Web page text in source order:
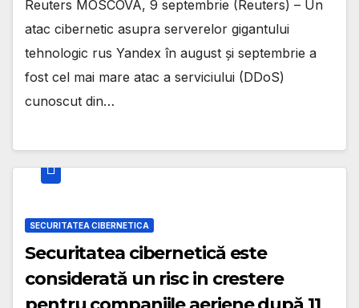
Reuters MOSCOVA, 9 septembrie (Reuters) – Un
atac cibernetic asupra serverelor gigantului
tehnologic rus Yandex în august și septembrie a
fost cel mai mare atac a serviciului (DDoS)
cunoscut din…
SECURITATEA CIBERNETICA
Securitatea cibernetică este
considerată un risc in crestere